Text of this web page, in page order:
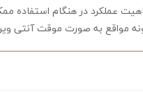
عملکرد در هنگام
مواقع به صورت موقت آنتی